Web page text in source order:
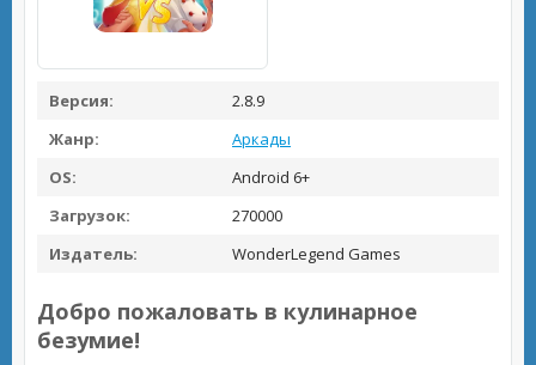
Версия:
2.8.9
Жанр:
Аркады
OS:
Android 6+
Загрузок:
270000
Издатель:
WonderLegend Games
Добро пожаловать в кулинарное
безумие!